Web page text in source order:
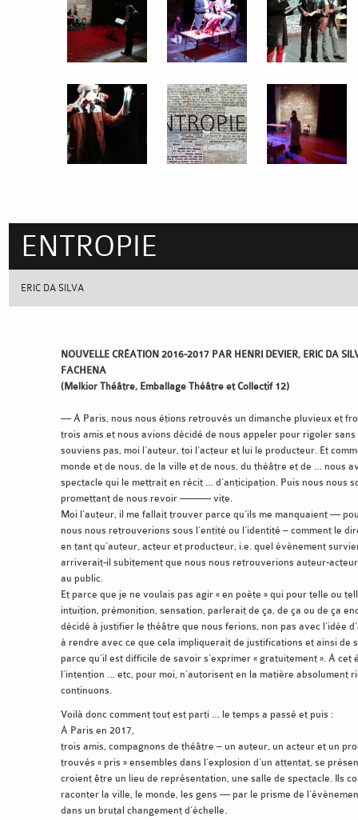
ENTROPIE
ERIC DA SILVA
NOUVELLE CRÉATION 2016-2017 PAR HENRI DEVIER, ERIC DA
FACHENA
(Melkior Théâtre, Emballage Théâtre et Collectif 12)
— À Paris, nous nous étions retrouvés un dimanche pluvieux et
trois amis et nous avions décidé de nous appeler pour rigoler sans
souviens pas, moi l’auteur, toi l’acteur et lui le producteur. Et
monde et de nous, de la ville et de nous, du théâtre et de … nous
spectacle qui le mettrait en récit … d’anticipation. Puis nous nous
promettant de nous revoir ——— vite.
Moi l’auteur, il me fallait trouver parce qu’ils me manquaient —
nous nous retrouverions sous l’entité ou l’identité – comment le
en tant qu’auteur, acteur et producteur, i.e. quel évènement
arriverait-il subitement que nous nous retrouverions auteur-
au public.
Et parce que je ne voulais pas agir « en poète » qui pour telle ou
intuition, prémonition, sensation, parlerait de ça, de ça ou de ça
décidé à justifier le théâtre que nous ferions, non pas avec l’idée
à rendre avec ce que cela impliquerait de justifications et ainsi de
parce qu’il est difficile de savoir s’exprimer « gratuitement ». À cet
l’intention … etc, pour moi, n’autorisent en la matière absolument
continuons.
Voilà donc comment tout est parti … le temps a passé et puis :
À Paris en 2017,
trois amis, compagnons de théâtre – un auteur, un acteur et un
trouvés « pris » ensembles dans l’explosion d’un attentat, se
croient être un lieu de représentation, une salle de spectacle. Ils
raconter la ville, le monde, les gens — par le prisme de
dans un brutal changement d’échelle.